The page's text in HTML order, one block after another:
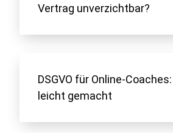
Vertrag unverzichtbar?
DSGVO für Online-
leicht gemacht